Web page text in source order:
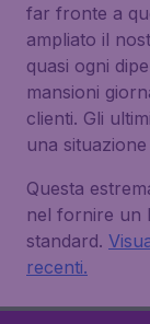
far fronte a
ampliato il
quasi ogni
mansioni
clienti. Gli
una
Questa
nel fornire un
standard.
recenti.